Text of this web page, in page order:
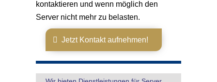
kontaktieren und wenn möglich den
Server nicht mehr zu belasten.
Jetzt Kontakt aufnehmen!